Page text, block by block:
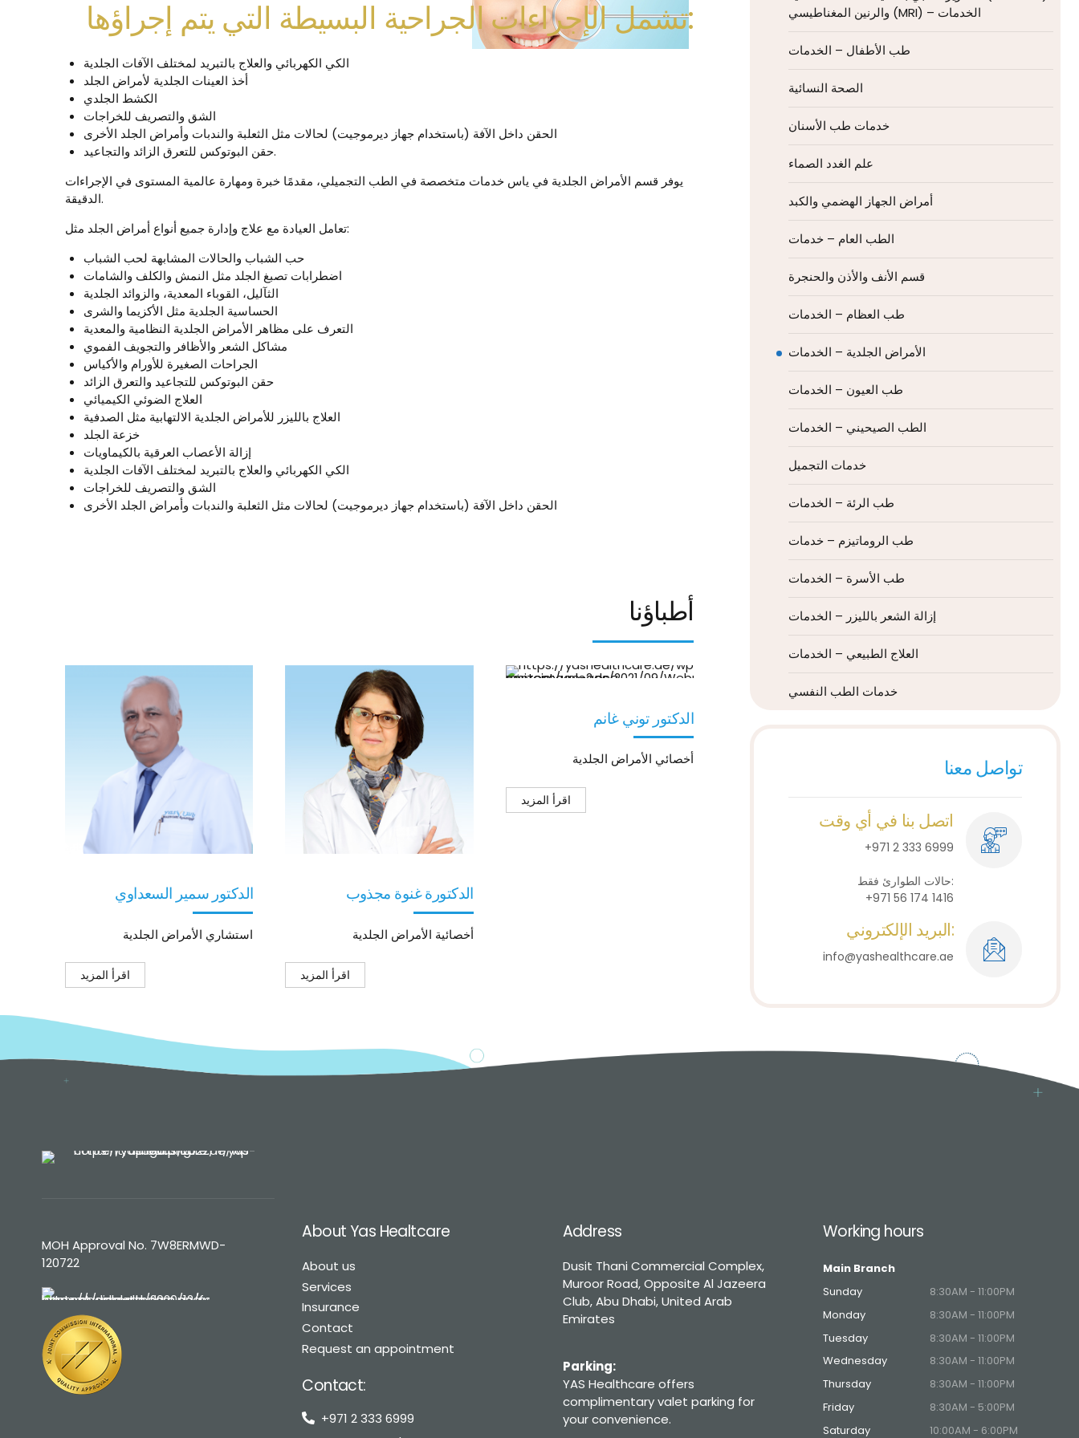
تشمل الإجراءات الجراحية البسيطة التي يتم إجراؤها:
الكي الكهربائي والعلاج بالتبريد لمختلف الآفات الجلدية
أخذ العينات الجلدية لأمراض الجلد
الكشط الجلدي
الشق والتصريف للخراجات
الحقن داخل الآفة (باستخدام جهاز ديرموجيت) لحالات مثل الثعلبة والندبات وأمراض الجلد الأخرى
حقن البوتوكس للتعرق الزائد والتجاعيد.
يوفر قسم الأمراض الجلدية في ياس خدمات متخصصة في الطب التجميلي، مقدمًا خبرة ومهارة عالمية المستوى في الإجراءات
الدقيقة.
تعامل العيادة مع علاج وإدارة جميع أنواع أمراض الجلد مثل:
حب الشباب والحالات المشابهة لحب الشباب
اضطرابات تصبغ الجلد مثل النمش والكلف والشامات
الثآليل، القوباء المعدية، والزوائد الجلدية
الحساسية الجلدية مثل الأكزيما والشرى
التعرف على مظاهر الأمراض الجلدية النظامية والمعدية
مشاكل الشعر والأظافر والتجويف الفموي
الجراحات الصغيرة للأورام والأكياس
حقن البوتوكس للتجاعيد والتعرق الزائد
العلاج الضوئي الكيميائي
العلاج بالليزر للأمراض الجلدية الالتهابية مثل الصدفية
خزعة الجلد
إزالة الأعصاب العرقية بالكيماويات
الكي الكهربائي والعلاج بالتبريد لمختلف الآفات الجلدية
الشق والتصريف للخراجات
الحقن داخل الآفة (باستخدام جهاز ديرموجيت) لحالات مثل الثعلبة والندبات وأمراض الجلد الأخرى
أطباؤنا
الدكتور سمير السعداوي
استشاري الأمراض الجلدية
اقرأ المزيد
الدكتورة غنوة مجذوب
أخصائية الأمراض الجلدية
اقرأ المزيد
الدكتور توني غانم
أخصائي الأمراض الجلدية
اقرأ المزيد
والرنين المغناطيسي (MRI) – الخدمات
طب الأطفال – الخدمات
الصحة النسائية
خدمات طب الأسنان
علم الغدد الصماء
أمراض الجهاز الهضمي والكبد
الطب العام – خدمات
قسم الأنف والأذن والحنجرة
طب العظام – الخدمات
الأمراض الجلدية – الخدمات
طب العيون – الخدمات
الطب الصيحيني – الخدمات
خدمات التجميل
طب الرئة – الخدمات
طب الروماتيزم – خدمات
طب الأسرة – الخدمات
إزالة الشعر بالليزر – الخدمات
العلاج الطبيعي – الخدمات
خدمات الطب النفسي
تواصل معنا
اتصل بنا في أي وقت
+971 2 333 6999
حالات الطوارئ فقط:
+971 56 174 1416
البريد الإلكتروني:
info@yashealthcare.ae
MOH Approval No. 7W8ERMWD-
120722
About Yas Healtcare
About us
Services
Insurance
Contact
Request an appointment
Contact:
+971 2 333 6999
Address
Dusit Thani Commercial Complex,
Muroor Road, Opposite Al Jazeera
Club, Abu Dhabi, United Arab
Emirates
Parking:
YAS Healthcare offers
complimentary valet parking for
your convenience.
Working hours
Main Branch
Sunday
8:30AM - 11:00PM
Monday
8:30AM - 11:00PM
Tuesday
8:30AM - 11:00PM
Wednesday
8:30AM - 11:00PM
Thursday
8:30AM - 11:00PM
Friday
8:30AM - 5:00PM
Saturday
10:00AM - 6:00PM